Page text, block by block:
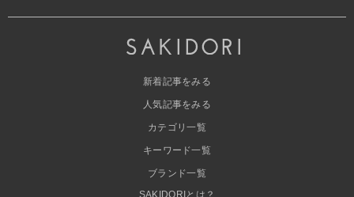
新着記事をみる
人気記事をみる
カテゴリ一覧
キーワード一覧
ブランド一覧
SAKIDORIとは？